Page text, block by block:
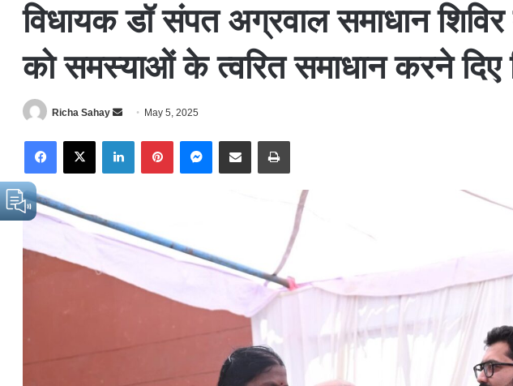
विधायक डॉ संपत अग्रवाल समाधान शिविर
को समस्याओं के त्वरित समाधान करने दिए
Richa Sahay
d
e
m
May 5, 2025
X